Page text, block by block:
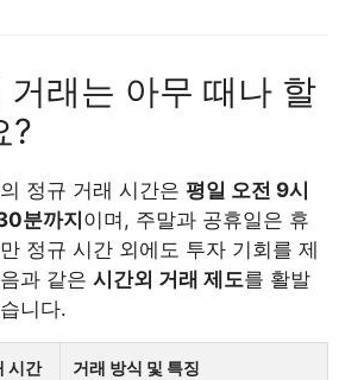
거래는 아무 때나 할
?
정규 거래 시간은 평일 오전 9시
분까지이며, 주말과 공휴일은 휴
정규 시간 외에도 투자 기회를 제
과 같은 시간외 거래 제도를 활발
니다.
시간 거래 방식 및 특징